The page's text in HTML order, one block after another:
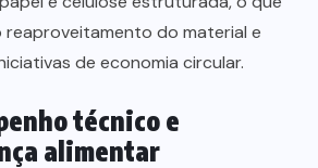
reaproveitamento do material e
de economia circular.
técnico e
alimentar